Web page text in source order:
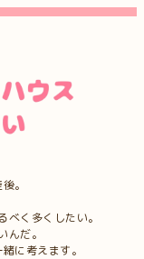
。
く多くしたい。
んだ。
に考えます。